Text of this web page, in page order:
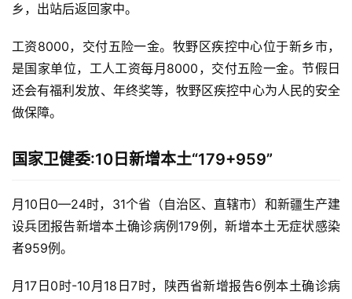
乡，出站后返回家中。
工资8000，交付五险一金。牧野区疾控中心位于新乡市，
是国家单位，工人工资每月8000，交付五险一金。节假日
还会有福利发放、年终奖等，牧野区疾控中心为人民的安全
做保障。
国家卫健委:10日新增本土“179+959”
月10日0—24时，31个省（自治区、直辖市）和新疆生产建
设兵团报告新增本土确诊病例179例，新增本土无症状感染
者959例。
月17日0时-10月18日7时，陕西省新增报告6例本土确诊病